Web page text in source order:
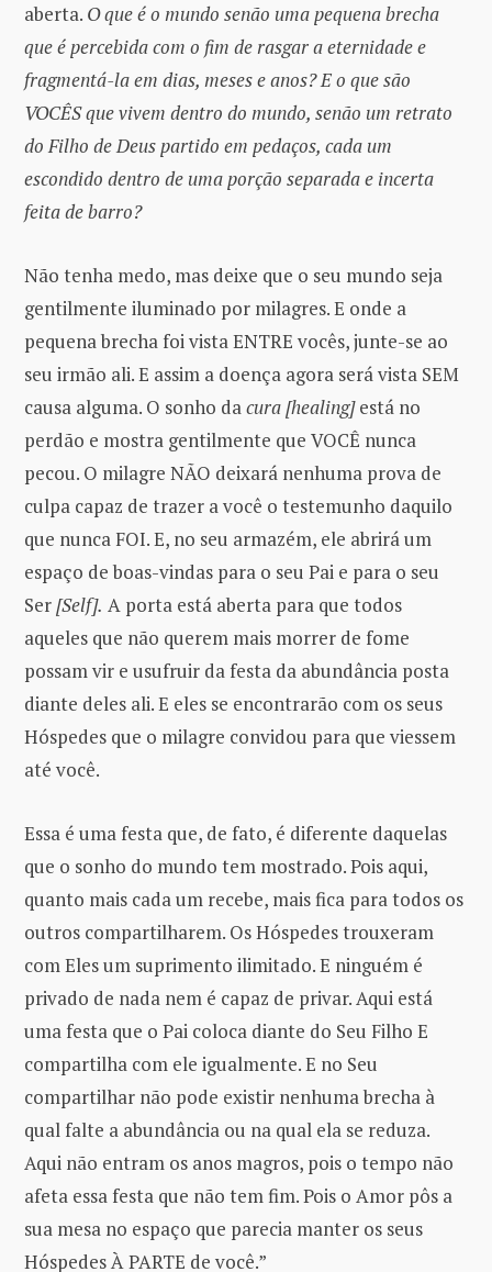
aberta. O que é o mundo senão uma pequena brecha
que é percebida com o fim de rasgar a eternidade e
fragmentá-la em dias, meses e anos?E o que são
VOCÊS que vivem dentro do mundo, senão um retrato
do Filho de Deus partido em pedaços, cada um
escondido dentro de uma porção separada e incerta
feita de barro?
Não tenha medo, mas deixe que o seu mundo seja
gentilmente iluminado por milagres. E onde a
pequena brecha foi vista ENTRE vocês, junte-se ao
seu irmão ali. E assim a doença agora será vista SEM
causa alguma. O sonho dacura [healing]está no
perdão e mostra gentilmente que VOCÊ nunca
pecou. O milagre NÃO deixará nenhuma prova de
culpa capaz de trazer a você o testemunho daquilo
que nunca FOI. E, no seu armazém, ele abrirá um
espaço de boas-vindas para o seu Pai e para o seu
Ser[Self]. A porta está aberta para que todos
aqueles que não querem mais morrer de fome
possam vir e usufruir da festa da abundância posta
diante deles ali. E eles se encontrarão com os seus
Hóspedes que o milagre convidou para que viessem
até você.
Essa é uma festa que, de fato, é diferente daquelas
que o sonho do mundo tem mostrado. Pois aqui,
quanto mais cada um recebe, mais fica para todos os
outros compartilharem. Os Hóspedes trouxeram
com Eles um suprimento ilimitado. E ninguém é
privado de nada nem é capaz de privar. Aqui está
uma festa que o Pai coloca diante do Seu Filho E
compartilha com ele igualmente. E no Seu
compartilhar não pode existir nenhuma brecha à
qual falte a abundância ou na qual ela se reduza.
Aqui não entram os anos magros, pois o tempo não
afeta essa festa que não tem fim. Pois o Amor pôs a
sua mesa no espaço que parecia manter os seus
Hóspedes À PARTE de você.”